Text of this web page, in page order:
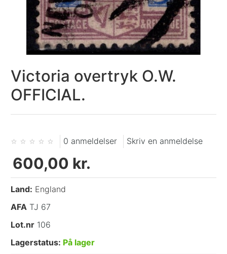
Victoria overtryk O.W.
OFFICIAL.
0 anmeldelser Skriv en anmeldelse
600,00 kr.
Land: England
AFA TJ 67
Lot.nr 106
Lagerstatus: På lager